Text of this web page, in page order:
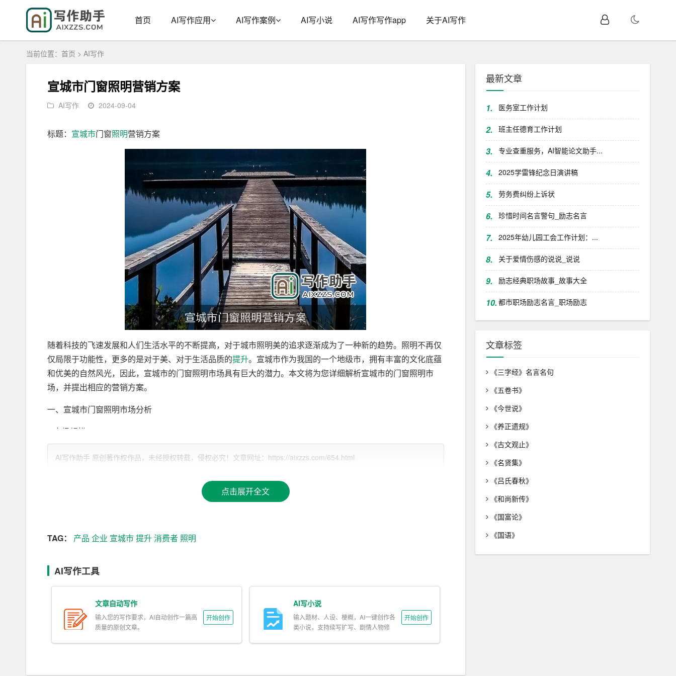
首页 AI写作应用 AI写作案例 AI写小说 AI写作写作app 关于AI写作
当前位置： 首页 > AI写作
宣城市门窗照明营销方案
AI写作 2024-09-04
标题： 宣城市门窗照明营销方案
随着科技的飞速发展和人们生活水平的不断提高，对于城市照明美的追求逐渐成为了一种新的趋势。照明不再仅
仅局限于功能性，更多的是对于美、对于生活品质的提升。宣城市作为我国的一个地级市，拥有丰富的文化底蕴
和优美的自然风光，因此，宣城市的门窗照明市场具有巨大的潜力。本文将为您详细解析宣城市的门窗照明市
场，并提出相应的营销方案。
一、宣城市门窗照明市场分析
1.市场规模
宣城市作为一个人口超过200万的地级市，城市发展迅速，城市建设和城市更新步伐加快。随着居民生活水平的
在产品
品质、价格、服务、创新等方面。
消费者对于门窗照明的需求主要集中在以下几个方面：
（1）功能性：照明产品需要满足基本的照明需求，如道路照明、庭院照明等。
（2）美观性：消费者越来越注重产品的外观设计，希望照明产品能够与建筑风格相协调，提升建筑的美观度。
（4）智能化：随着智能家居的普及，消费者希望照明产品能够实现远程控制、智能调节等功能，提升生活的便
AI写作助手 原创著作权作品，未经授权转载，侵权必究！文章网址：https://aixzzs.com/654.html
点击展开全文
TAG： 产品 企业 宣城市提升消费者 照明
AI写作工具
文章自动写作
输入您的写作要求，AI自动创作一篇高
质量的原创文章。
开始创作
AI写小说
输入题材、人设、梗概，AI一键创作各
类小说，支持续写扩写、剧情人物修
开始创作
最新文章
1. 医务室工作计划
2. 班主任德育工作计划
3. 专业查重服务，AI智能论文助手...
4. 2025学雷锋纪念日演讲稿
5. 劳务费纠纷上诉状
6. 珍惜时间名言警句_励志名言
7. 2025年幼儿园工会工作计划：...
8. 关于爱情伤感的说说_说说
9. 励志经典职场故事_故事大全
10.都市职场励志名言_职场励志
文章标签
《三字经》名言名句
《五卷书》
《今世说》
《养正遗规》
《古文观止》
《名贤集》
《吕氏春秋》
《和尚新传》
《国富论》
《国语》